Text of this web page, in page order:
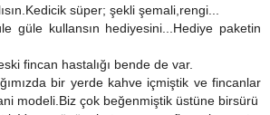
süper; şekli şemali,rengi...
güle kullansın hediyesini...Hediye paketin
fincan hastalığı bende de var.
bir yerde kahve içmiştik ve fincanlar
modeli.Biz çok beğenmiştik üstüne birsürü